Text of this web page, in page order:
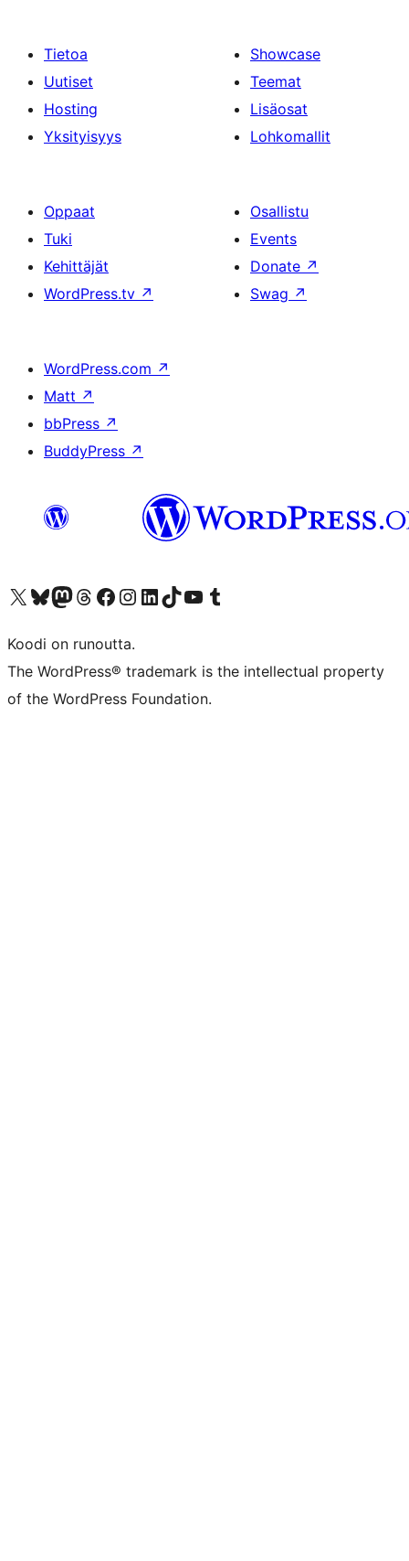
Tietoa
Uutiset
Hosting
Yksityisyys
Showcase
Teemat
Lisäosat
Lohkomallit
Oppaat
Tuki
Kehittäjät
WordPress.tv ↗
Osallistu
Events
Donate ↗
Swag ↗
WordPress.com ↗
Matt ↗
bbPress ↗
BuddyPress ↗
Visit our X (formerly Twitter) account
Visit our Bluesky account
Visit our Mastodon account
Visit our Threads account
Visit our Facebook page
Visit our Instagram account
Visit our LinkedIn account
Visit our TikTok account
Näytä YouTube-kanava
Visit our Tumblr account
Koodi on runoutta.
The WordPress® trademark is the intellectual property
of the WordPress Foundation.